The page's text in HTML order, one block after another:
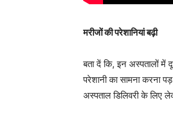
मरीजों की परेशानियां बढ़ी
बता दें कि, इन अस्पतालों में
परेशानी का सामना करना
अस्पताल डिलिवरी के लिए